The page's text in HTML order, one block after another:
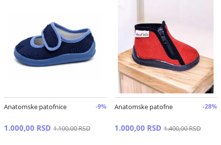
Anatomske patofnice -9%
1.000,00 RSD 1.100,00 RSD
Anatomske patofne -28%
1.000,00 RSD 1.400,00 RSD